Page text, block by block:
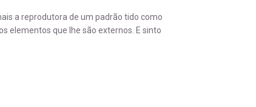
a reprodutora de um padrão tido como
elementos que lhe são externos. E sinto